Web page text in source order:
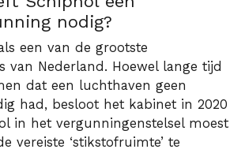
nodig?
een van de grootste
van Nederland. Hoewel lange tijd
dat een luchthaven geen
had, besloot het kabinet in 2020
in het vergunningen­stelsel moest
vereiste ‘stikstofruimte’ te